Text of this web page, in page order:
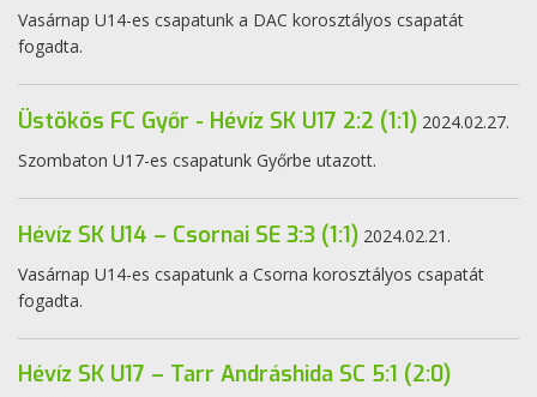
Vasárnap U14-es csapatunk a DAC korosztályos csapatát
fogadta.
Üstökös FC Győr - Hévíz SK U17 2:2 (1:1) 2024.02.27.
Szombaton U17-es csapatunk Győrbe utazott.
Hévíz SK U14 – Csornai SE 3:3 (1:1) 2024.02.21.
Vasárnap U14-es csapatunk a Csorna korosztályos csapatát
fogadta.
Hévíz SK U17 – Tarr Andráshida SC 5:1 (2:0)